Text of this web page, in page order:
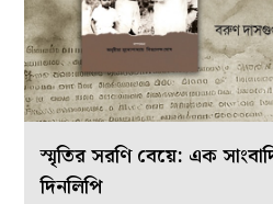
স্মৃতির সরণি বেয়ে: এক
দিনলিপি